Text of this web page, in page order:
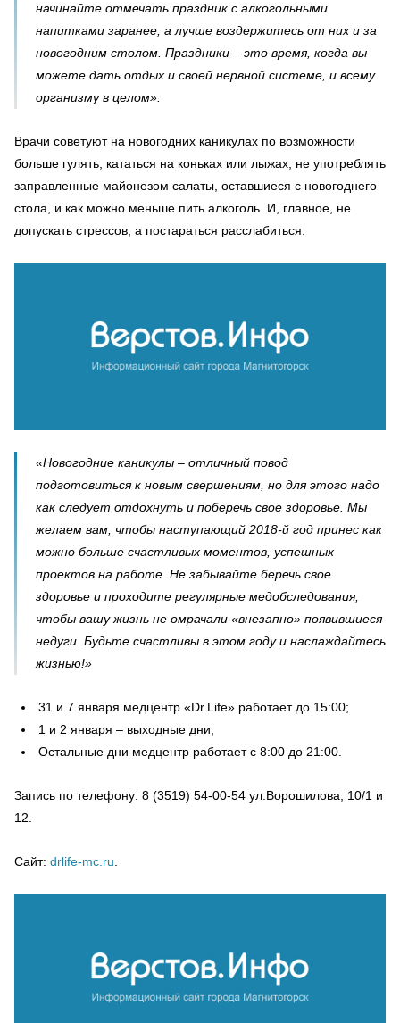
начинайте отмечать праздник с алкогольными
напитками заранее, а лучше воздержитесь от них и за
новогодним столом. Праздники – это время, когда вы
можете дать отдых и своей нервной системе, и всему
организму в целом».
Врачи советуют на новогодних каникулах по возможности
больше гулять, кататься на коньках или лыжах, не употреблять
заправленные майонезом салаты, оставшиеся с новогоднего
стола, и как можно меньше пить алкоголь. И, главное, не
допускать стрессов, а постараться расслабиться.
«Новогодние каникулы – отличный повод
подготовиться к новым свершениям, но для этого надо
как следует отдохнуть и поберечь свое здоровье. Мы
желаем вам, чтобы наступающий 2018-й год принес как
можно больше счастливых моментов, успешных
проектов на работе. Не забывайте беречь свое
здоровье и проходите регулярные медобследования,
чтобы вашу жизнь не омрачали «внезапно» появившиеся
недуги. Будьте счастливы в этом году и наслаждайтесь
жизнью!»
31 и 7 января медцентр «Dr.Life» работает до 15:00;
1 и 2 января – выходные дни;
Остальные дни медцентр работает с 8:00 до 21:00.
Запись по телефону: 8 (3519) 54-00-54 ул.Ворошилова, 10/1 и
12.
Сайт: drlife-mc.ru